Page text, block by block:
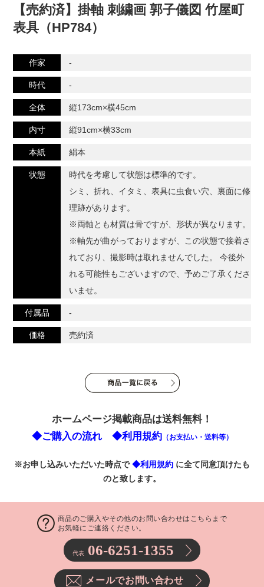
【売約済】掛軸 刺繍画 郭子儀図 竹屋町
表具（HP784）
作家 -
時代 -
全体 縦173cm×横45cm
内寸 縦91cm×横33cm
本紙 絹本
状態
時代を考慮して状態は標準的です。
シミ、折れ、イタミ、表具に虫食い穴、裏面に修
理跡があります。
※両軸とも材質は骨ですが、形状が異なります。
※軸先が曲がっておりますが、この状態で接着さ
れており、撮影時は取れませんでした。 今後外
れる可能性もございますので、予めご了承くださ
いませ。
付属品 -
価格 売約済
ホームページ掲載商品は送料無料！
◆ご購入の流れ
◆利用規約 （お支払い・送料等）
※お申し込みいただいた時点で◆利用規約 に全て同意頂けたも
のと致します。
商品のご購入やその他のお問い合わせはこちらまで
お気軽にご連絡ください。
代表 06-6251-1355
メールでお問い合わせ